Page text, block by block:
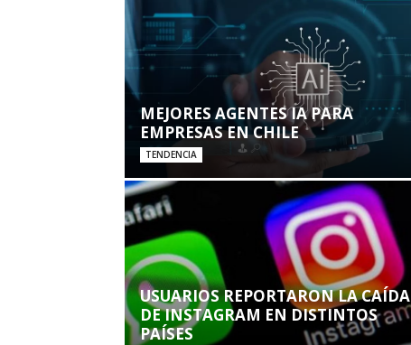
MEJORES AGENTES IA PARA
EMPRESAS EN CHILE
TENDENCIA
USUARIOS REPORTARON LA CAÍDA
DE INSTAGRAM EN DISTINTOS
PAÍSES